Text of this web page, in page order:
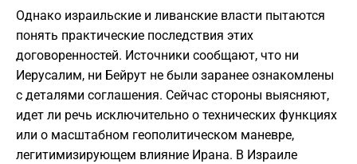
Однако израильские и ливанские власти пытаются
понять практические последствия этих
договоренностей. Источники сообщают, что ни
Иерусалим, ни Бейрут не были заранее ознакомлены
с деталями соглашения. Сейчас стороны выясняют,
идет ли речь исключительно о технических функциях
или о масштабном геополитическом маневре,
легитимизирующем влияние Ирана. В Израиле